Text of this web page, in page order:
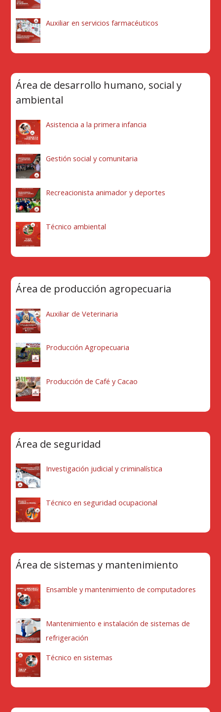
Auxiliar en servicios farmacéuticos
Área de desarrollo humano, social y
ambiental
Asistencia a la primera infancia
Gestión social y comunitaria
Recreacionista animador y deportes
Técnico ambiental
Área de producción agropecuaria
Auxiliar de Veterinaria
Producción Agropecuaria
Producción de Café y Cacao
Área de seguridad
Investigación judicial y criminalística
Técnico en seguridad ocupacional
Área de sistemas y mantenimiento
Ensamble y mantenimiento de computadores
Mantenimiento e instalación de sistemas de
refrigeración
Técnico en sistemas